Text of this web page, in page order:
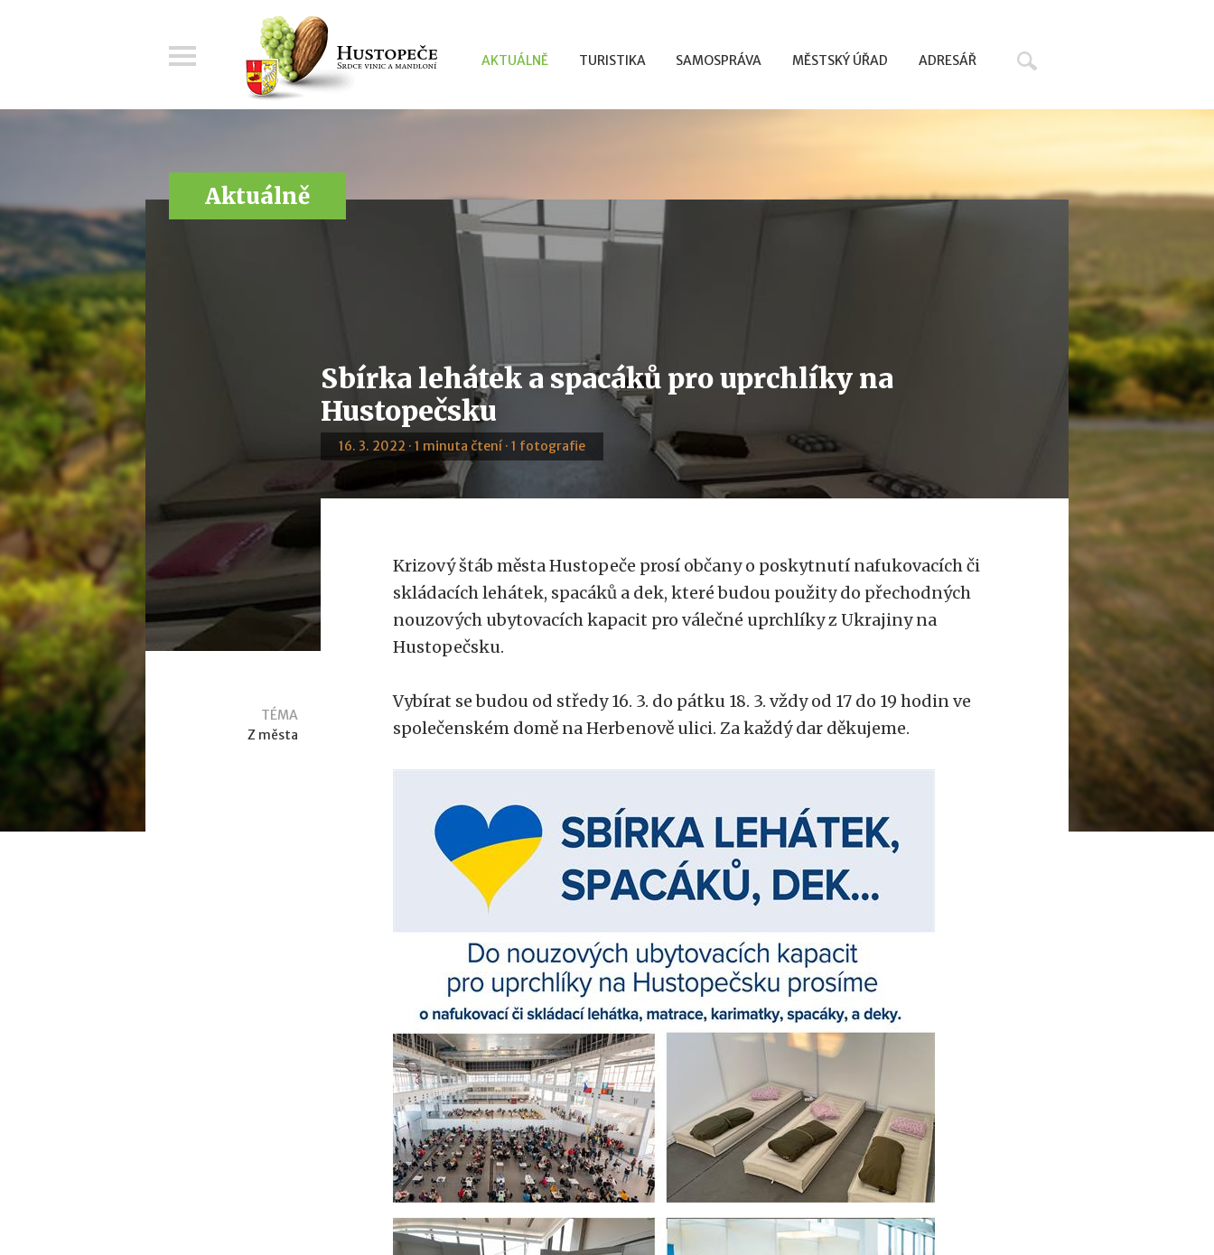
AKTUÁLNĚ TURISTIKA SAMOSPRÁVA MĚSTSKÝ ÚŘAD ADRESÁŘ
Aktuálně
Sbírka lehátek a spacáků pro uprchlíky na
Hustopečsku
16. 3. 2022 · 1 minuta čtení · 1 fotografie
TÉMA
Z města
Krizový štáb města Hustopeče prosí občany o poskytnutí nafukovacích či
skládacích lehátek, spacáků a dek, které budou použity do přechodných
nouzových ubytovacích kapacit pro válečné uprchlíky z Ukrajiny na
Hustopečsku.
Vybírat se budou od středy 16. 3. do pátku 18. 3. vždy od 17 do 19 hodin ve
společenském domě na Herbenově ulici. Za každý dar děkujeme.